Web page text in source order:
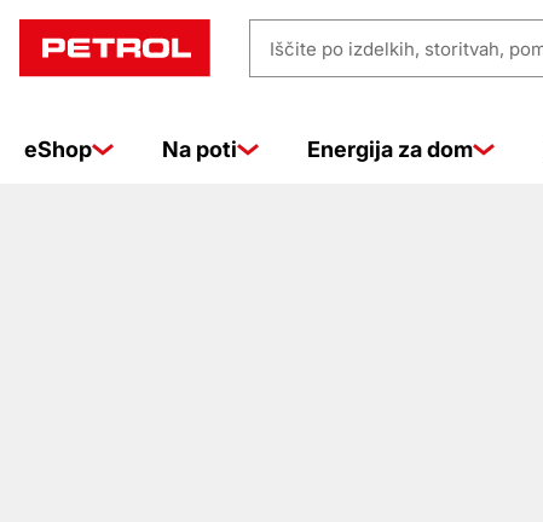
Prodajna
mesta
Iščite
storitvah,
eShop Na poti Energija za dom